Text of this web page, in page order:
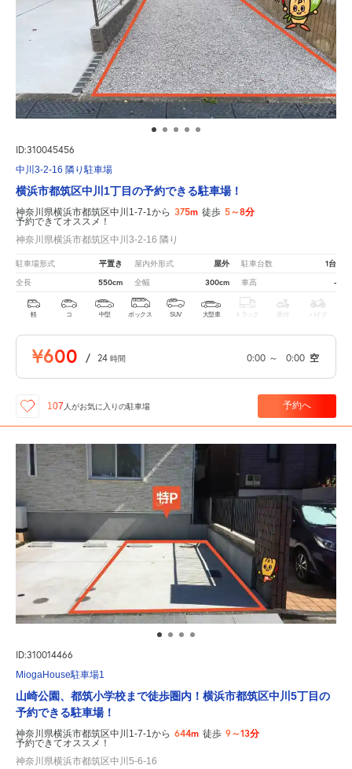
ID:310045456
中川3-2-16 隣り駐車場
横浜市都筑区中川1丁目の予約できる駐車場！
神奈川県横浜市都筑区中川1-7-1から 375m 徒歩 5～8分
予約できてオススメ！
神奈川県横浜市都筑区中川3-2-16 隣り
駐車場形式 平置き 屋内外形式 屋外 駐車台数 1台
全長 550cm 全幅 300cm 車高 -
軽 コ 中型 ボックス SUV 大型車 トラック 原付 バイク
¥600 / 24 時間 0:00 ～ 0:00 空
107 人がお気に入りの駐車場 予約へ
ID:310014466
MiogaHouse駐車場1
山崎公園、都筑小学校まで徒歩圏内！横浜市都筑区中川5丁目の
予約できる駐車場！
神奈川県横浜市都筑区中川1-7-1から 644m 徒歩 9～13分
予約できてオススメ！
神奈川県横浜市都筑区中川5-6-16